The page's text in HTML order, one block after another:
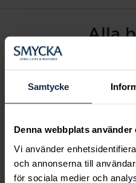
Samtycke
Denna webbplats använder
Vi använder
och annonserna till
för sociala medier och
Alla
Alingsås
Arvidsjaur
Eksjö
Fagersta
Farsta